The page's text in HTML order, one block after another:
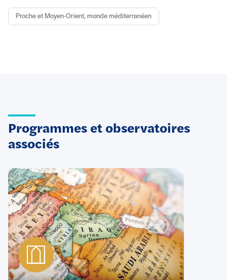
Proche et Moyen-Orient, monde méditerranéen
Programmes et observatoires
associés